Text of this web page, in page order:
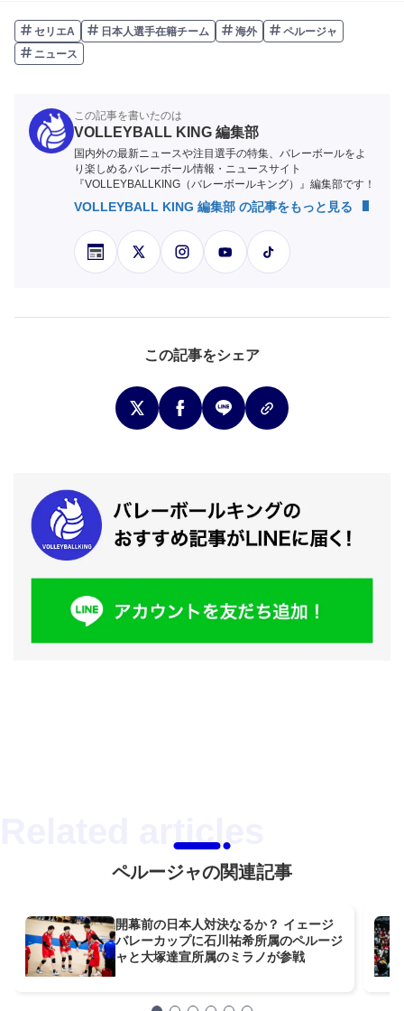
セリエA 日本人選手在籍チーム 海外
ペルージャ
ニュース
この記事を書いたのは
VOLLEYBALL KING 編集部
国内外の最新ニュースや注目選手の特集、バレーボールをよ
り楽しめるバレーボール情報・ニュースサイト
『VOLLEYBALLKING（バレーボールキング）』編集部です！
VOLLEYBALL KING 編集部 の記事をもっと見る
この記事をシェア
ペルージャの関連記事
開幕前の日本人対決なるか？ イェージ
バレーカップに石川祐希所属のペルージ
ャと大塚達宣所属のミラノが参戦